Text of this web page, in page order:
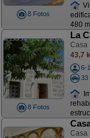
8 Fotos
480
8 Fotos
La
Casa
43,7
6-
33
Casa